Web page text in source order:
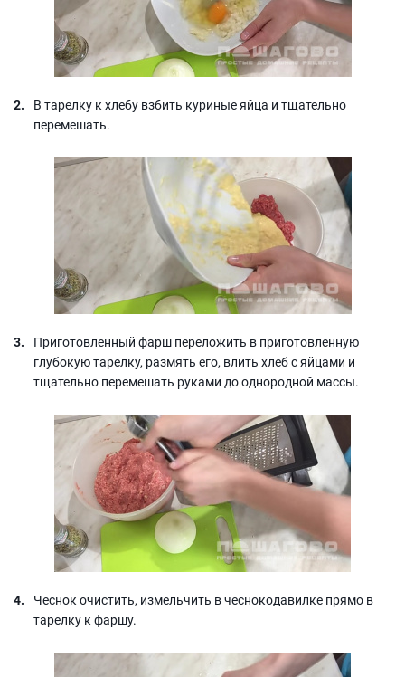
В тарелку к хлебу взбить куриные яйца и тщательно
перемешать.
Приготовленный фарш переложить в приготовленную
глубокую тарелку, размять его, влить хлеб с яйцами и
тщательно перемешать руками до однородной массы.
Чеснок очистить, измельчить в чеснокодавилке прямо в
тарелку к фаршу.